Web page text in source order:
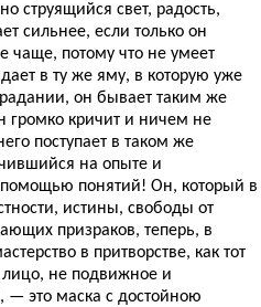
струящийся свет, радость,
сильнее, если только он
чаще, потому что не умеет
в ту же яму, в которую уже
он бывает таким же
громко кричит и ничем не
поступает в таком же
на опыте и
понятий! Он, который в
истины, свободы от
призраков, теперь, в
в притворстве, как тот
лицо, не подвижное и
— это маска с достойною